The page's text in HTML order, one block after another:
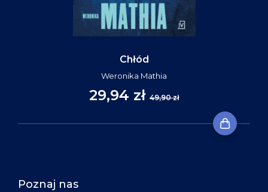
Chłód
Weronika Mathia
29,94 zł 49,90 zł
Poznaj nas